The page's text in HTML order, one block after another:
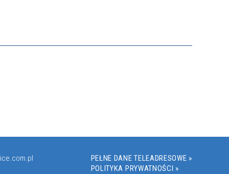
PEŁNE DANE TELEADRESOWE »
POLITYKA PRYWATNOŚCI »